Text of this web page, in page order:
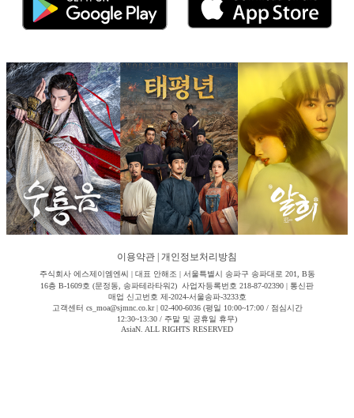
이용약관 개인정보처리방침
주식회사 에스제이엠엔씨 | 대표 안해조 | 서울특별시 송파구 송파대로 201, B동
16층 B-1609호 (문정동, 송파테라타워2) 사업자등록번호 218-87-02390 | 통신판
매업 신고번호 제-2024-서울송파-3233호
고객센터 cs_moa@sjmnc.co.kr | 02-400-6036 (평일 10:00~17:00 / 점심시간
12:30~13:30 / 주말 및 공휴일 휴무)
AsiaN. ALL RIGHTS RESERVED